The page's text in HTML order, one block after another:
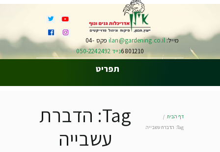
מייל:ilan@gardening.co.il
פקס 04-
6801210נייד 050-2242492
תפריט
Tag: הדברת
עשבייה
דף הבית
Tag: הדברת עשבייה